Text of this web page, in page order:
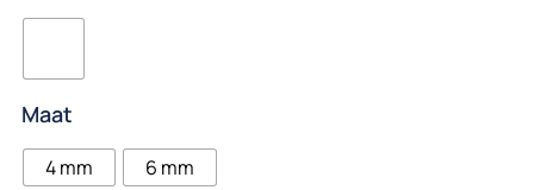
Maat
4 mm 6 mm